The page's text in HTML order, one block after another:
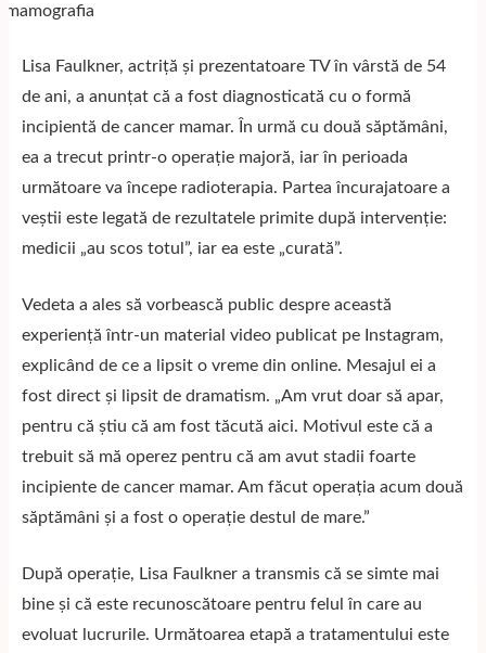
Lisa Faulkner, actriță și prezentatoare TV în vârstă de 54
de ani, a anunțat că a fost diagnosticată cu o formă
incipientă de cancer mamar. În urmă cu două săptămâni,
ea a trecut printr-o operație majoră, iar în perioada
următoare va începe radioterapia. Partea încurajatoare a
veștii este legată de rezultatele primite după intervenție:
medicii „au scos totul”, iar ea este „curată”.
Vedeta a ales să vorbească public despre această
experiență într-un material video publicat pe Instagram,
explicând de ce a lipsit o vreme din online. Mesajul ei a
fost direct și lipsit de dramatism. „Am vrut doar să apar,
pentru că știu că am fost tăcută aici. Motivul este că a
trebuit să mă operez pentru că am avut stadii foarte
incipiente de cancer mamar. Am făcut operația acum două
săptămâni și a fost o operație destul de mare.”
După operație, Lisa Faulkner a transmis că se simte mai
bine și că este recunoscătoare pentru felul în care au
evoluat lucrurile. Următoarea etapă a tratamentului este